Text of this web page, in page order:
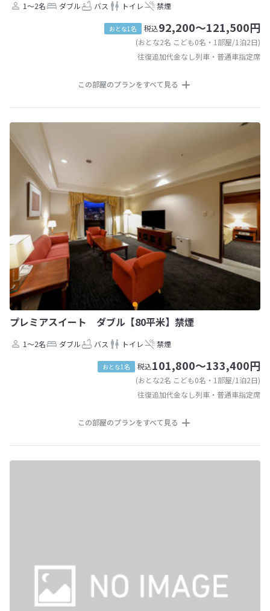
1～2名 ダブル バス トイレ 禁煙
おとな1名 税込92,200～121,500円
(おとな2名 こども0名・1部屋/1泊2日)
往復追加代金なし列車・普通車指定席
この部屋のプランをすべて見る
プレミアスイート ダブル【80平米】禁煙
1～2名 ダブル バス トイレ 禁煙
おとな1名 税込101,800～133,400円
(おとな2名 こども0名・1部屋/1泊2日)
往復追加代金なし列車・普通車指定席
この部屋のプランをすべて見る